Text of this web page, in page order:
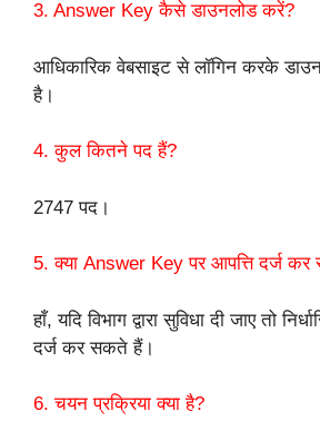
3. Answer Key कैसे डाउनलोड करें?
आधिकारिक वेबसाइट से लॉगिन करके
है।
4. कुल कितने पद हैं?
2747 पद।
5. क्या Answer Key पर आपत्ति दर्ज
हाँ, यदि विभाग द्वारा सुविधा दी जाए तो
दर्ज कर सकते हैं।
6. चयन प्रक्रिया क्या है?